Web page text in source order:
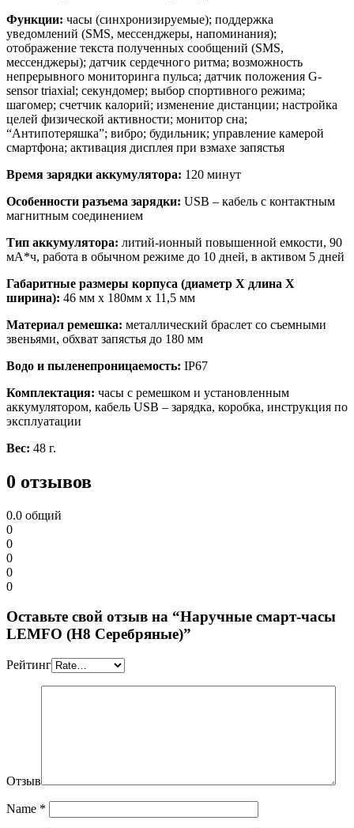
Функции: часы (синхронизируемые); поддержка
уведомлений (SMS, мессенджеры, напоминания);
отображение текста полученных сообщений (SMS,
мессенджеры); датчик сердечного ритма; возможность
непрерывного мониторинга пульса; датчик положения G-
sensor triaxial; секундомер; выбор спортивного режима;
шагомер; счетчик калорий; изменение дистанции; настройка
целей физической активности; монитор сна;
“Антипотеряшка”; вибро; будильник; управление камерой
смартфона; активация дисплея при взмахе запястья
Время зарядки аккумулятора: 120 минут
Особенности разъема зарядки: USB – кабель с контактным
магнитным соединением
Тип аккумулятора: литий-ионный повышенной емкости, 90
мА*ч, работа в обычном режиме до 10 дней, в активом 5 дней
Габаритные размеры корпуса (диаметр Х длина Х
ширина): 46 мм x 180мм x 11,5 мм
Материал ремешка: металлический браслет со съемными
звеньями, обхват запястья до 180 мм
Водо и пыленепроницаемость: IP67
Комплектация: часы с ремешком и установленным
аккумулятором, кабель USB – зарядка, коробка, инструкция по
эксплуатации
Вес: 48 г.
0 отзывов
0.0 общий
0
0
0
0
0
Оставьте свой отзыв на “Наручные смарт-часы
LEMFO (H8 Серебряные)”
Рейтинг
Отзыв
Name *